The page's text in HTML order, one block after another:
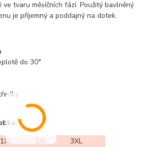
tvaru měsíčních fází. Použitý bavlněný
je příjemný a poddajný na dotek.
do 30°
1XL 2XL
3XL